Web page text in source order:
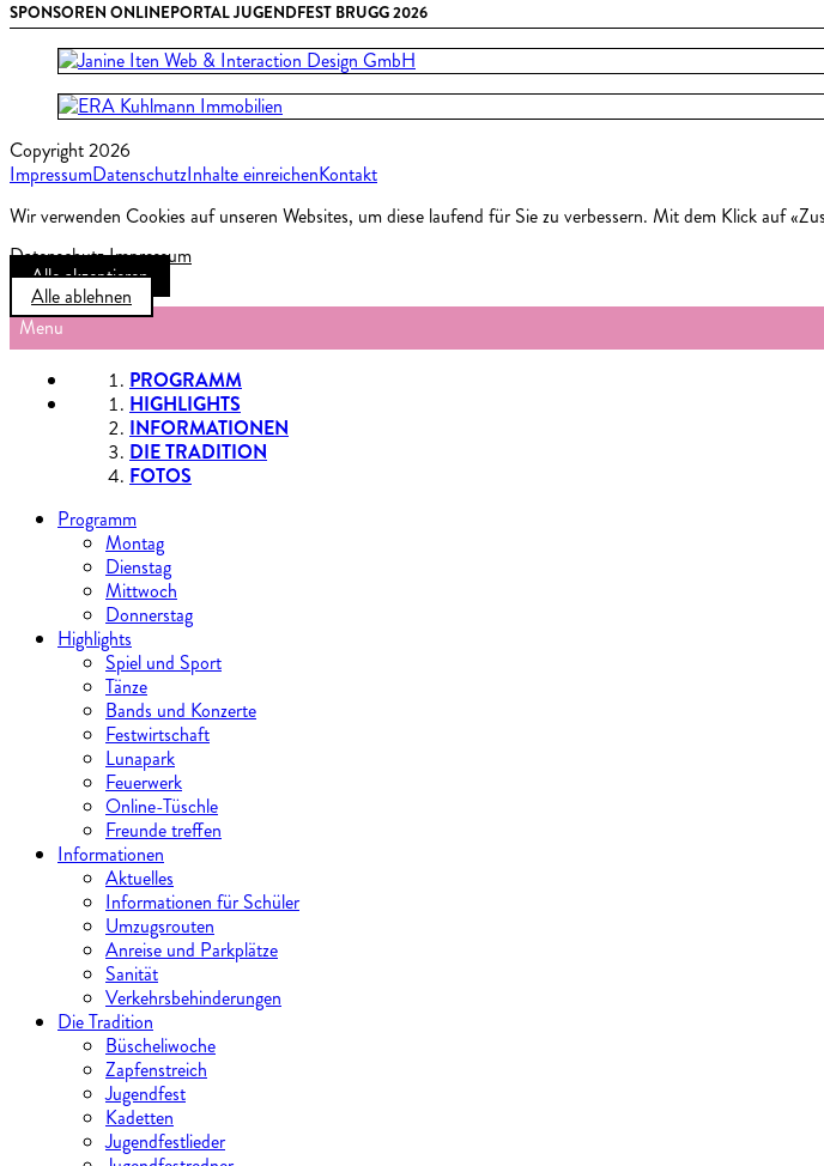
SPONSOREN ONLINEPORTAL JUGENDFEST BRUGG 2026
Copyright 2026
ImpressumDatenschutzInhalte einreichenKontakt
Wir verwenden Cookies auf unseren Websites, um diese laufend für Sie zu verbessern. Mit dem Klick auf
DatenschutzImpressum
Alle akzeptieren
Alle ablehnen
Menu
PROGRAMM
HIGHLIGHTS
INFORMATIONEN
DIE TRADITION
FOTOS
Programm
Montag
Dienstag
Mittwoch
Donnerstag
Highlights
Spiel und Sport
Tänze
Bands und Konzerte
Festwirtschaft
Lunapark
Feuerwerk
Online-Tüschle
Freunde treffen
Informationen
Aktuelles
Informationen für Schüler
Umzugsrouten
Anreise und Parkplätze
Sanität
Verkehrsbehinderungen
Die Tradition
Büscheliwoche
Zapfenstreich
Jugendfest
Kadetten
Jugendfestlieder